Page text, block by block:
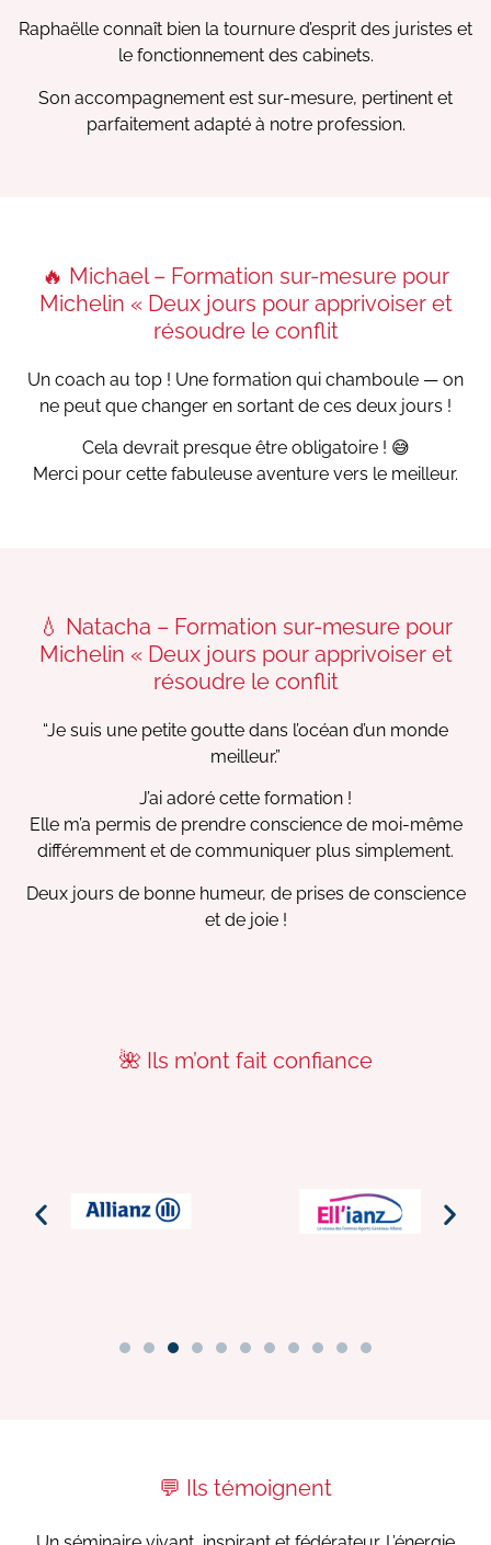
Raphaëlle connaît bien la tournure d’esprit des juristes et
le fonctionnement des cabinets.
Son accompagnement est sur-mesure, pertinent et
parfaitement adapté à notre profession.
🔥 Michael – Formation sur-mesure pour
Michelin « Deux jours pour apprivoiser et
résoudre le conflit
Un coach au top ! Une formation qui chamboule — on
ne peut que changer en sortant de ces deux jours !
Cela devrait presque être obligatoire ! 😅
Merci pour cette fabuleuse aventure vers le meilleur.
💧 Natacha – Formation sur-mesure pour
Michelin « Deux jours pour apprivoiser et
résoudre le conflit
“Je suis une petite goutte dans l’océan d’un monde
meilleur.”
J’ai adoré cette formation !
Elle m’a permis de prendre conscience de moi-même
différemment et de communiquer plus simplement.
Deux jours de bonne humeur, de prises de conscience
et de joie !
🌺 Ils m’ont fait confiance
💬 Ils témoignent